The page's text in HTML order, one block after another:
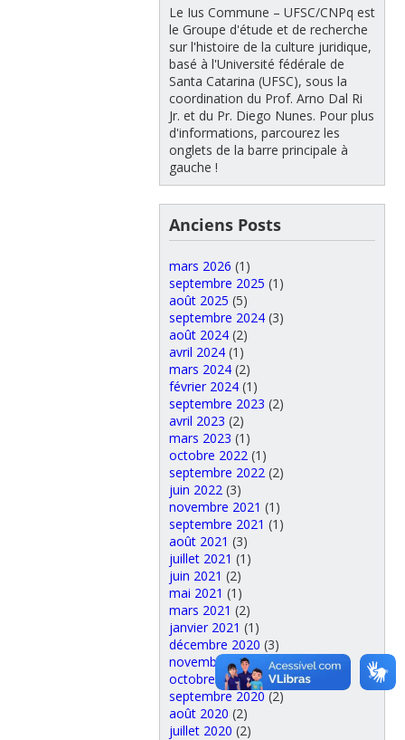
Le Ius Commune – UFSC/CNPq est
le Groupe d'étude et de recherche
sur l'histoire de la culture juridique,
basé à l'Université fédérale de
Santa Catarina (UFSC), sous la
coordination du Prof. Arno Dal Ri
Jr. et du Pr. Diego Nunes. Pour plus
d'informations, parcourez les
onglets de la barre principale à
gauche !
Anciens Posts
mars 2026 (1)
septembre 2025 (1)
août 2025 (5)
septembre 2024(3)
août 2024(2)
avril 2024(1)
mars 2024(2)
février 2024(1)
septembre 2023 (2)
avril 2023 (2)
mars 2023 (1)
octobre 2022 (1)
septembre 2022 (2)
juin 2022 (3)
novembre 2021 (1)
septembre 2021 (1)
août 2021 (3)
juillet 2021 (1)
juin 2021 (2)
mai 2021 (1)
mars 2021 (2)
janvier 2021 (1)
décembre 2020 (3)
novembre 2020
(1)
octobre 2020(1)
septembre 2020(2)
août 2020 (2)
juillet 2020 (2)